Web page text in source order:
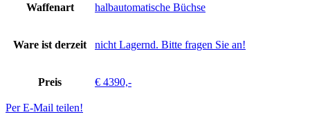
Waffenart halbautomatische Büchse
Ware ist derzeit nicht Lagernd. Bitte fragen Sie an!
Preis € 4390,-
Per E-Mail teilen!